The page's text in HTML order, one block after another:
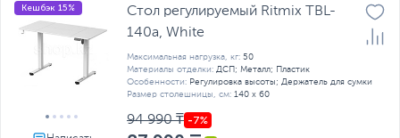
Кешбэк 15%
Стол регулируемый Ritmix TBL-
140a, White
Максимальная нагрузка, кг: 50
Материалы отделки: ДСП; Металл; Пластик
Особенности: Регулировка высоты; Держатель для сумки
Размер столешницы, см: 140 х 60
94 990 ₸